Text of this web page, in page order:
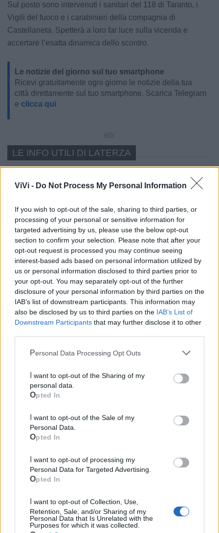
ViVi - Do Not Process My Personal Information
If you wish to opt-out of the sale, sharing to third parties, or
processing of your personal or sensitive information for
targeted advertising by us, please use the below opt-out
section to confirm your selection. Please note that after your
opt-out request is processed you may continue seeing
interest-based ads based on personal information utilized by
us or personal information disclosed to third parties prior to
your opt-out. You may separately opt-out of the further
disclosure of your personal information by third parties on the
IAB’s list of downstream participants. This information may
also be disclosed by us to third parties on the IAB’s List of
Downstream Participants that may further disclose it to other
Personal Data Processing Opt Outs
personal data.
Opted In
Personal Data.
Opted In
Personal Data for Targeted Advertising.
Opted In
Retention, Sale, and/or Sharing of my
Personal Data that Is Unrelated with the
Purposes for which it was collected.
Sul posto sono intervenuti i sanitari del 118 di Taranto, i
Vigili del fuoco e i carabinieri della compagnia di
Castellaneta. Spetterà a loro far luce sulla vicenda e
accertare l’esatta dinamica dello scontro.
Le notizie del giorno sul tuo smartphone
Ricevi gratuitamente ogni giorno le notizie della tua
città direttamente sul tuo smartphone. Scarica Telegram
e clicca qui
Ufficio Postale
Guardia Medica
Canile
Polizia Locale
Ecocentro e rifiuti
LE INFO UTILI DI LATERZA